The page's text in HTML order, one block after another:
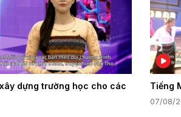
dựng trường học cho các
Tiếng
07/08/